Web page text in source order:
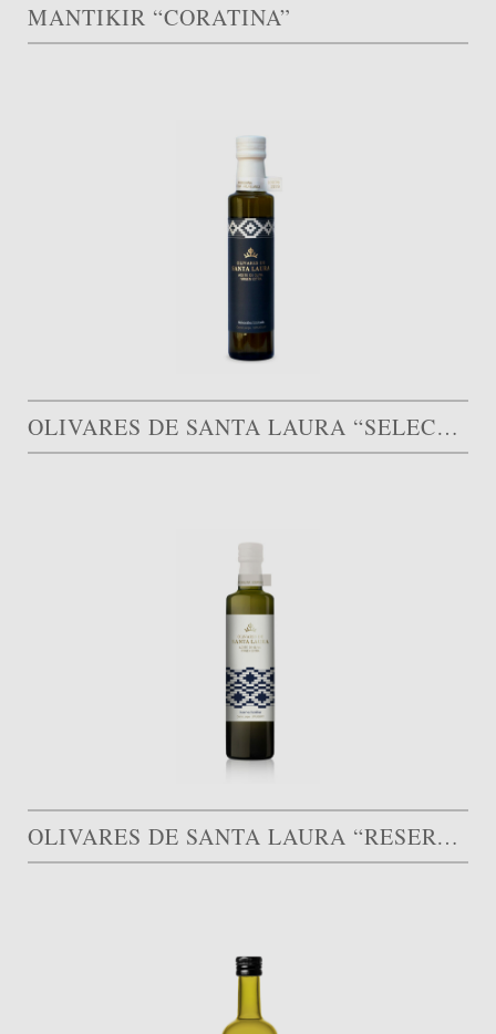
MANTIKIR “CORATINA”
OLIVARES DE SANTA LAURA “SELECCIÓN LIMITADA”
OLIVARES DE SANTA LAURA “RESERVA FAMILIAR”